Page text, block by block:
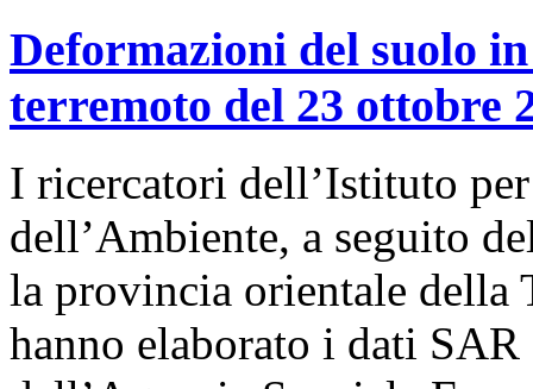
Deformazioni del suolo
terremoto del 23 ottobre
I ricercatori dell’Istituto
dell’Ambiente, a seguito
la provincia orientale della
hanno elaborato i dati